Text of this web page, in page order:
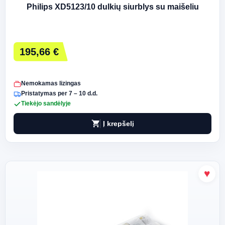
Philips XD5123/10 dulkių siurblys su maišeliu
195,66 €
Nemokamas lizingas
Pristatymas per 7 – 10 d.d.
Tiekėjo sandėlyje
shopping_cart Į krepšelį